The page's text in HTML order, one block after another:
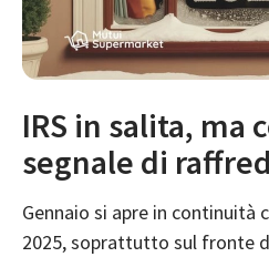
IRS in salita, ma
segnale di
Gennaio si apre in continuità
2025, soprattutto sul fronte